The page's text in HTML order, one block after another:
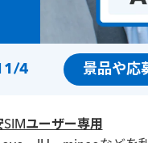
4 景品や応
SIMユーザー専用